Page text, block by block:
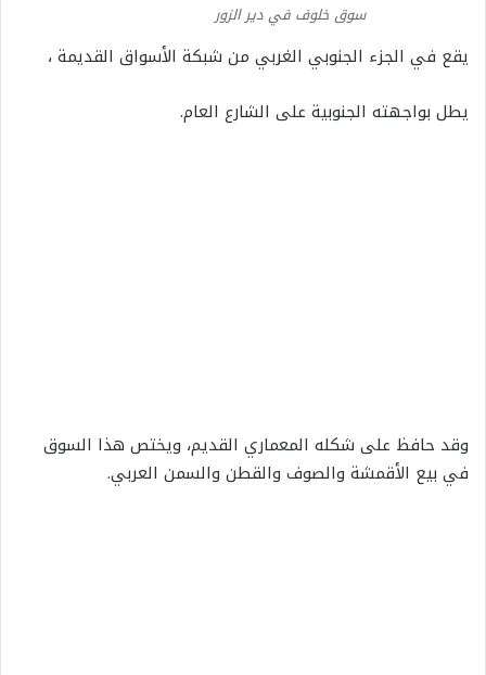
سوق خلوف في دير الزور
يقع في الجزء الجنوبي الغربي من شبكة الأسواق القديمة ،
يطل بواجهته الجنوبية على الشارع العام.
وقد حافظ على شكله المعماري القديم، ويختص هذا السوق
في بيع الأقمشة والصوف والقطن والسمن العربي.